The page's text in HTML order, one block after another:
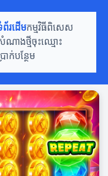
ព័រដើមកម្មវិធីពិសេស
ណាងថ្មីចុះឈ្មោះ
ាក់បន្ថែម